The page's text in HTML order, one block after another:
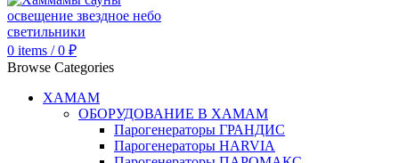
0 items / 0 ₽
Browse Categories
ХАМАМ
ОБОРУДОВАНИЕ В ХАМАМ
Парогенераторы ГРАНДИС
Парогенераторы HARVIA